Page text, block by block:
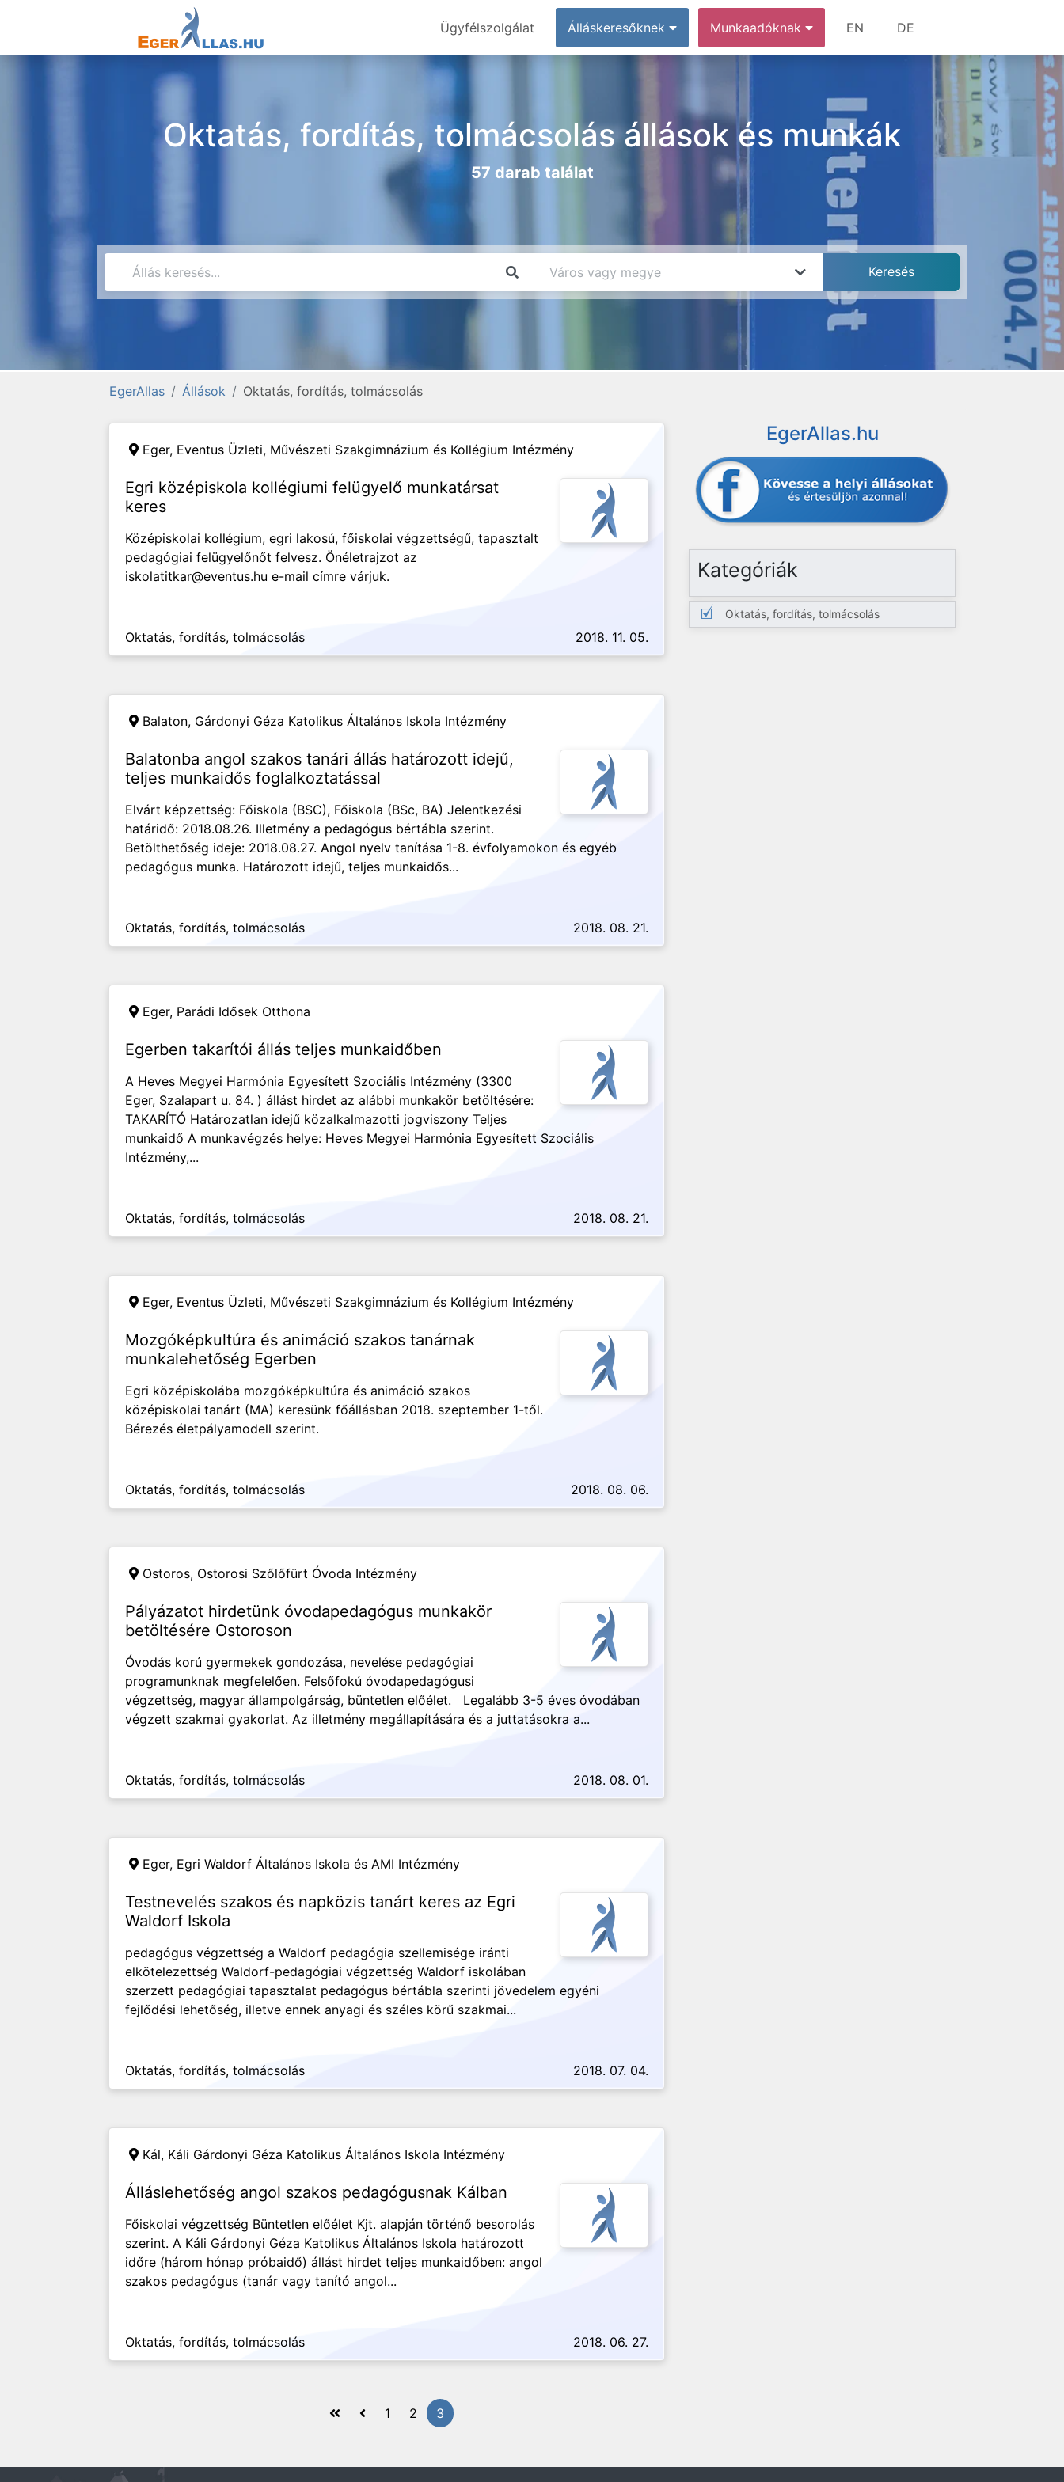
Ügyfélszolgálat Álláskeresőknek Munkaadóknak EN DE
Oktatás, fordítás, tolmácsolás állások és munkák
57 darab találat
EgerAllas Állások Oktatás, fordítás, tolmácsolás
Eger, Eventus Üzleti, Művészeti Szakgimnázium és Kollégium Intézmény
Egri középiskola kollégiumi felügyelő munkatársat
keres
Középiskolai kollégium, egri lakosú, főiskolai végzettségű, tapasztalt
pedagógiai felügyelőnőt felvesz. Önéletrajzot az
iskolatitkar@eventus.hu e-mail címre várjuk.
Oktatás, fordítás, tolmácsolás 2018. 11. 05.
Balaton, Gárdonyi Géza Katolikus Általános Iskola Intézmény
Balatonba angol szakos tanári állás határozott idejű,
teljes munkaidős foglalkoztatással
Elvárt képzettség: Főiskola (BSC), Főiskola (BSc, BA) Jelentkezési
határidő: 2018.08.26. Illetmény a pedagógus bértábla szerint.
Betölthetőség ideje: 2018.08.27. Angol nyelv tanítása 1-8. évfolyamokon és egyéb
pedagógus munka. Határozott idejű, teljes munkaidős...
Oktatás, fordítás, tolmácsolás 2018. 08. 21.
Eger, Parádi Idősek Otthona
Egerben takarítói állás teljes munkaidőben
A Heves Megyei Harmónia Egyesített Szociális Intézmény (3300
Eger, Szalapart u. 84. ) állást hirdet az alábbi munkakör betöltésére:
TAKARÍTÓ Határozatlan idejű közalkalmazotti jogviszony Teljes
munkaidő A munkavégzés helye: Heves Megyei Harmónia Egyesített Szociális
Intézmény,...
Oktatás, fordítás, tolmácsolás 2018. 08. 21.
Eger, Eventus Üzleti, Művészeti Szakgimnázium és Kollégium Intézmény
Mozgóképkultúra és animáció szakos tanárnak
munkalehetőség Egerben
Egri középiskolába mozgóképkultúra és animáció szakos
középiskolai tanárt (MA) keresünk főállásban 2018. szeptember 1-től.
Bérezés életpályamodell szerint.
Oktatás, fordítás, tolmácsolás 2018. 08. 06.
Ostoros, Ostorosi Szőlőfürt Óvoda Intézmény
Pályázatot hirdetünk óvodapedagógus munkakör
betöltésére Ostoroson
Óvodás korú gyermekek gondozása, nevelése pedagógiai
programunknak megfelelően. Felsőfokú óvodapedagógusi
végzettség, magyar állampolgárság, büntetlen előélet. Legalább 3-5 éves óvodában
végzett szakmai gyakorlat. Az illetmény megállapítására és a juttatásokra a...
Oktatás, fordítás, tolmácsolás 2018. 08. 01.
Eger, Egri Waldorf Általános Iskola és AMI Intézmény
Testnevelés szakos és napközis tanárt keres az Egri
Waldorf Iskola
pedagógus végzettség a Waldorf pedagógia szellemisége iránti
elkötelezettség Waldorf-pedagógiai végzettség Waldorf iskolában
szerzett pedagógiai tapasztalat pedagógus bértábla szerinti jövedelem egyéni
fejlődési lehetőség, illetve ennek anyagi és széles körű szakmai...
Oktatás, fordítás, tolmácsolás 2018. 07. 04.
Kál, Káli Gárdonyi Géza Katolikus Általános Iskola Intézmény
Álláslehetőség angol szakos pedagógusnak Kálban
Főiskolai végzettség Büntetlen előélet Kjt. alapján történő besorolás
szerint. A Káli Gárdonyi Géza Katolikus Általános Iskola határozott
időre (három hónap próbaidő) állást hirdet teljes munkaidőben: angol
szakos pedagógus (tanár vagy tanító angol...
Oktatás, fordítás, tolmácsolás 2018. 06. 27.
1 2 3
EgerAllas.hu
Kategóriák
Oktatás, fordítás, tolmácsolás